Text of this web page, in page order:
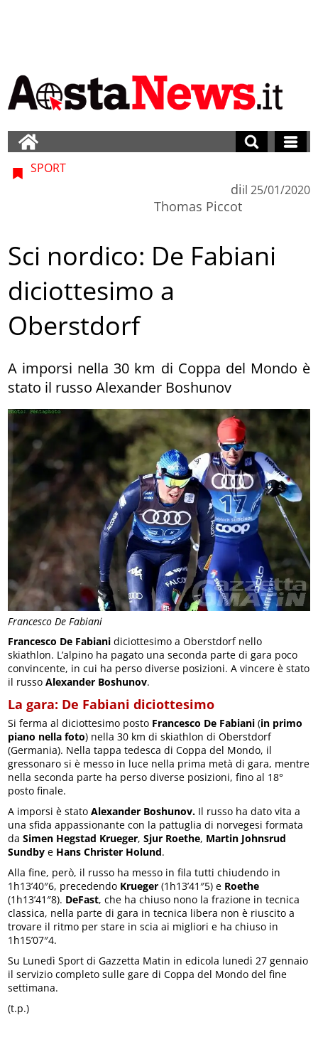
Francesco De Fabiani
SPORT
di
Thomas Piccot
il 25/01/2020
Sci nordico: De Fabiani
diciottesimo a
Oberstdorf
A imporsi nella 30 km di Coppa del Mondo è
stato il russo Alexander Boshunov
Francesco De Fabiani diciottesimo a Oberstdorf nello
skiathlon. L’alpino ha pagato una seconda parte di gara poco
convincente, in cui ha perso diverse posizioni. A vincere è stato
il russoAlexander Boshunov.
La gara: De Fabiani diciottesimo
Si ferma al diciottesimo posto Francesco De Fabiani (in primo
piano nella foto) nella 30 km di skiathlon di Oberstdorf
(Germania). Nella tappa tedesca di Coppa del Mondo, il
gressonaro si è messo in luce nella prima metà di gara, mentre
nella seconda parte ha perso diverse posizioni, fino al 18°
posto finale.
A imporsi è statoAlexander Boshunov. Il russo ha dato vita a
una sfida appassionante con la pattuglia di norvegesi formata
daSimen Hegstad Krueger,Sjur Roethe, Martin Johnsrud
Sundby e Hans Christer Holund.
Alla fine, però, il russo ha messo in fila tutti chiudendo in
1h13’40″6, precedendo Krueger (1h13’41″5) e Roethe
(1h13’41″8). DeFast, che ha chiuso nono la frazione in tecnica
classica, nella parte di gara in tecnica libera non è riuscito a
trovare il ritmo per stare in scia ai migliori e ha chiuso in
1h15’07″4.
Su Lunedì Sport di Gazzetta Matin in edicola lunedì 27 gennaio
il servizio completo sulle gare di Coppa del Mondo del fine
settimana.
(t.p.)